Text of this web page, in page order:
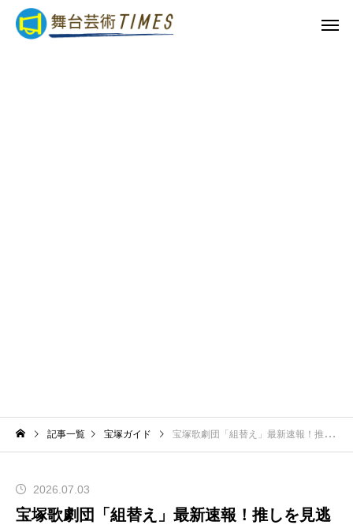
記事一覧 宝塚ガイド 宝塚歌劇団「組替え」最新速報！推しを見逃すな
2026.07.03
宝塚歌劇団「組替え」最新速報！推しを見逃